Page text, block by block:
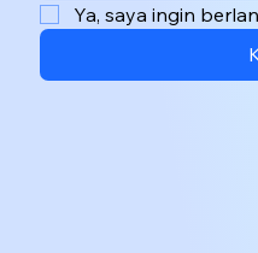
Ya, saya ingin